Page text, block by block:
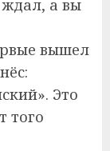
ждал, а вы
вышел
Это
того